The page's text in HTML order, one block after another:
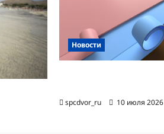
Новости
spcdvor_ru
10 июля 2026